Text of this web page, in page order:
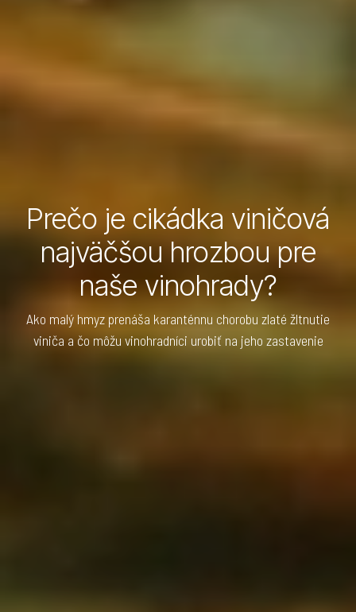
Prečo je cikádka viničová
najväčšou hrozbou pre
naše vinohrady?
Ako malý hmyz prenáša karanténnu chorobu zlaté žltnutie
viniča a čo môžu vinohradníci urobiť na jeho zastavenie